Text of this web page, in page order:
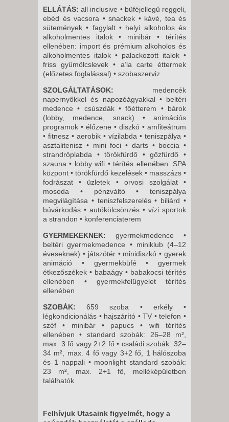
ELLÁTÁS: all inclusive • büféjellegű reggeli,
ebéd és vacsora • snackek • kávé, tea és
sütemények • fagylalt • helyi alkoholos és
alkoholmentes italok • minibár • térítés
ellenében: import és prémium alkoholos és
alkoholmentes italok • palackozott italok •
friss gyümölcslevek • a’la carte éttermek
(előzetes foglalással) • szobaszerviz
SZOLGÁLTATÁSOK: medencék
napernyőkkel és napozóágyakkal • beltéri
medence • csúszdák • főétterem • bárok
(lobby, medence, snack) • animációs
programok • élőzene • diszkó • amfiteátrum
• fitnesz • aerobik • vízilabda • teniszpálya •
asztalitenisz • mini foci • darts • boccia •
strandröplabda • törökfürdő • gőzfürdő •
szauna • lobby wifi • térítés ellenében: SPA
központ • törökfürdő kezelések • masszázs •
fodrászat • üzletek • orvosi szolgálat •
mosoda • pénzváltó • teniszpálya
megvilágítása • teniszfelszerelés • biliárd •
búvárkodás • autókölcsönzés • vízi sportok
a strandon • konferenciaterem
GYERMEKEKNEK: gyermekmedence •
beltéri gyermekmedence • miniklub (4–12
éveseknek) • játszótér • minidiszkó • gyerek
animáció • gyermekbüfé • gyermek
étkezőszékek • babaágy • babakocsi térítés
ellenében • gyermekfelügyelet térítés
ellenében
SZOBÁK: 659 szoba • erkély •
légkondicionálás • hajszárító • TV • telefon •
széf • minibár • papucs • wifi térítés
ellenében • standard szobák: 26–28 m²,
max. 3 fő vagy 2+2 fő • családi szobák: 32–
34 m², max. 4 fő vagy 3+2 fő, 1 hálószoba
és 1 nappali • moonlight standard szobák:
23 m², max. 2+1 fő, melléképületben
találhatók
Felhívjuk Utasaink figyelmét, hogy a